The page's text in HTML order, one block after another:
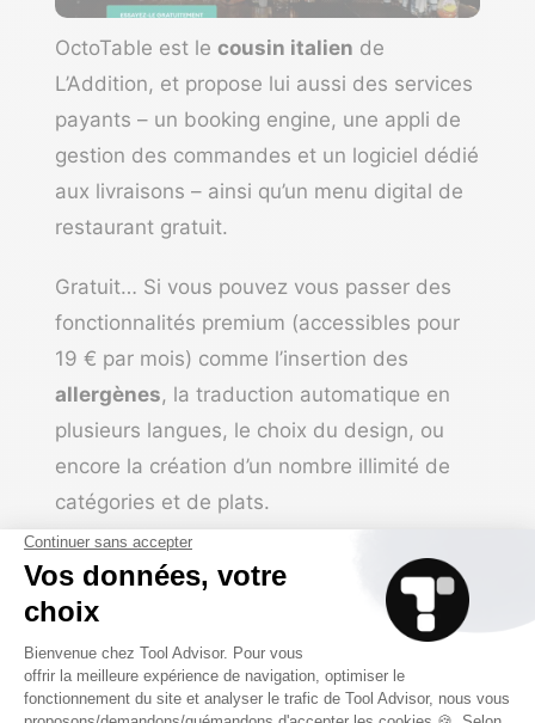
OctoTable est le cousin italien de
L’Addition, et propose lui aussi des services
payants – un booking engine, une appli de
gestion des commandes et un logiciel dédié
aux livraisons – ainsi qu’un menu digital de
restaurant gratuit.
Gratuit… Si vous pouvez vous passer des
fonctionnalités premium (accessibles pour
19 € par mois) comme l’insertion des
allergènes, la traduction automatique en
plusieurs langues, le choix du design, ou
encore la création d’un nombre illimité de
catégories et de plats.
Que vous choisissiez ou non de souscrire à
la version premium, le logiciel est simple à
pour afficher le menu de
son restaurant sur smartphone. À noter
qu’avec l’abonnement Octotable, l’activation